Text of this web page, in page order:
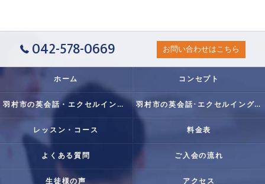
042-578-0669 お問い合わせはこちら
ホーム コンセプト
羽村市の英会話・エクセルイングリッシュクラブの口コミ情報 羽村市の英会話･エクセルイングリッシュクラブの評判
レッスン・コース 料金表
よくある質問 ご入会の流れ
生徒様の声 アクセス